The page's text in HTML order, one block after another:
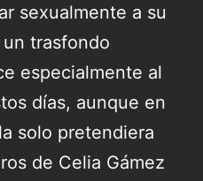
sexualmente a su
trasfondo
especialmente al
días, aunque en
solo pretendiera
de Celia Gámez